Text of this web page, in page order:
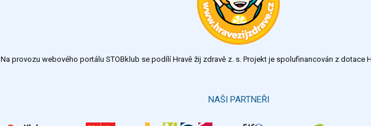
Na provozu webového portálu STOBklub se podílí Hravě žij zdravě z. s. Projekt je spolufinancován z dotace
NAŠI PARTNEŘI